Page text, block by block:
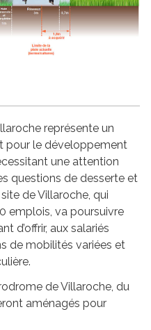
représente un
pour le développement
une attention
questions de desserte et
de Villaroche, qui
emplois, va poursuivre
d’offrir, aux salariés
de mobilités variées et
de Villaroche, du
aménagés pour